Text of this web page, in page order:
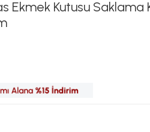
Ekmek Kutusu Saklama